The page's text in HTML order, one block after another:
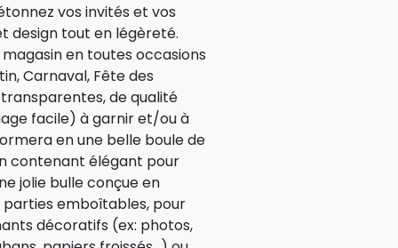
vos invités et vos
design tout en légèreté.
en toutes occasions
Carnaval, Fête des
de qualité
facile) à garnir et/ou à
en une belle boule de
contenant élégant pour
jolie bulle conçue en
emboîtables, pour
décoratifs (ex: photos,